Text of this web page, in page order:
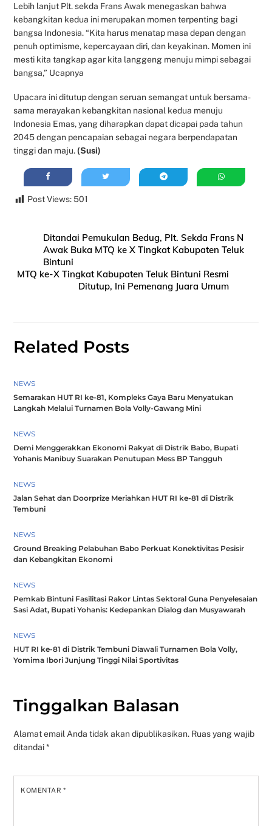
Lebih lanjut Plt. sekda Frans Awak menegaskan bahwa
kebangkitan kedua ini merupakan momen terpenting bagi
bangsa Indonesia. “Kita harus menatap masa depan dengan
penuh optimisme, kepercayaan diri, dan keyakinan. Momen ini
mesti kita tangkap agar kita langgeng menuju mimpi sebagai
bangsa,” Ucapnya
Upacara ini ditutup dengan seruan semangat untuk bersama-
sama merayakan kebangkitan nasional kedua menuju
Indonesia Emas, yang diharapkan dapat dicapai pada tahun
2045 dengan pencapaian sebagai negara berpendapatan
tinggi dan maju.(Susi)
Post Views: 501
Ditandai Pemukulan Bedug, Plt. Sekda Frans N
Awak Buka MTQ ke X Tingkat Kabupaten Teluk
Bintuni
MTQ ke-X Tingkat Kabupaten Teluk Bintuni Resmi
Ditutup, Ini Pemenang Juara Umum
Related Posts
NEWS
Semarakan HUT RI ke-81, Kompleks Gaya Baru Menyatukan
Langkah Melalui Turnamen Bola Volly-Gawang Mini
NEWS
Demi Menggerakkan Ekonomi Rakyat di Distrik Babo, Bupati
Yohanis Manibuy Suarakan Penutupan Mess BP Tangguh
NEWS
Jalan Sehat dan Doorprize Meriahkan HUT RI ke-81 di Distrik
Tembuni
NEWS
Ground Breaking Pelabuhan Babo Perkuat Konektivitas Pesisir
dan Kebangkitan Ekonomi
NEWS
Pemkab Bintuni Fasilitasi Rakor Lintas Sektoral Guna Penyelesaian
Sasi Adat, Bupati Yohanis: Kedepankan Dialog dan Musyawarah
NEWS
HUT RI ke-81 di Distrik Tembuni Diawali Turnamen Bola Volly,
Yomima Ibori Junjung Tinggi Nilai Sportivitas
Tinggalkan Balasan
Alamat email Anda tidak akan dipublikasikan. Ruas yang wajib
ditandai*
KOMENTAR*